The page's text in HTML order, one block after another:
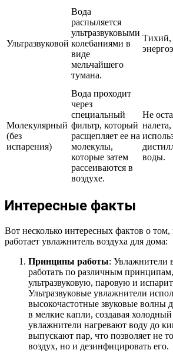
Ультразвуковой
Вода
распыляется
ультразвуковыми
колебаниями в
виде
мельчайшего
тумана.
Тихий,
Молекулярный
(без
испарения)
Вода проходит
через
специальный
фильтр, который
расщепляет ее на
молекулы,
которые затем
рассеиваются в
воздухе.
Не
воды.
Интересные факты
Вот несколько интересных фактов о том,
работает увлажнитель воздуха для дома:
Принципы работы: Увлажнители
работать по различным
ультразвуковую, паровую и
Ультразвуковые увлажнители
высокочастотные звуковые волны
в мелкие капли, создавая
увлажнители нагревают воду до
выпускают пар, что позволяет не
воздух, но и дезинфицировать его.